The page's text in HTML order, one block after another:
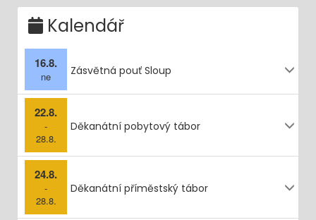
Kalendář
16.8.
ne Zásvětná pouť Sloup
22.8.
-
28.8.
Děkanátní pobytový tábor
24.8.
-
28.8.
Děkanátní příměstský tábor